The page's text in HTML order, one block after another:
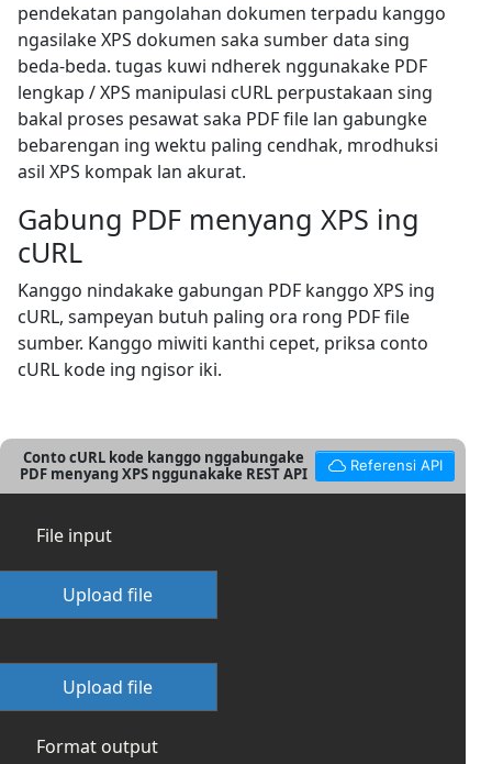
pendekatan pangolahan dokumen terpadu kanggo
ngasilake XPS dokumen saka sumber data sing
beda-beda. tugas kuwi ndherek nggunakake PDF
lengkap / XPS manipulasi cURL perpustakaan sing
bakal proses pesawat saka PDF file lan gabungke
bebarengan ing wektu paling cendhak, mrodhuksi
asil XPS kompak lan akurat.
Gabung PDF menyang XPS ing
cURL
Kanggo nindakake gabungan PDF kanggo XPS ing
cURL, sampeyan butuh paling ora rong PDF file
sumber. Kanggo miwiti kanthi cepet, priksa conto
cURL kode ing ngisor iki.
Conto cURL kode kanggo nggabungake
PDF menyang XPS nggunakake REST API
Referensi API
File input
Upload file
Upload file
Format output